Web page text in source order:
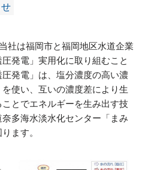
社は福岡市と福岡地区水道企業
発電」実用化に取り組むこと
発電」は、塩分濃度の高い濃
使い、互いの濃度差により生
とでエネルギーを生み出す技
多海水淡水化センター「まみ
ます。